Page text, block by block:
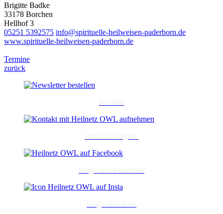
Brigitte Badke
33178 Borchen
Hellhof 3
05251 5392575 info@spirituelle-heilweisen-paderborn.de
www.spirituelle-heilweisen-paderborn.de
Termine
zurück